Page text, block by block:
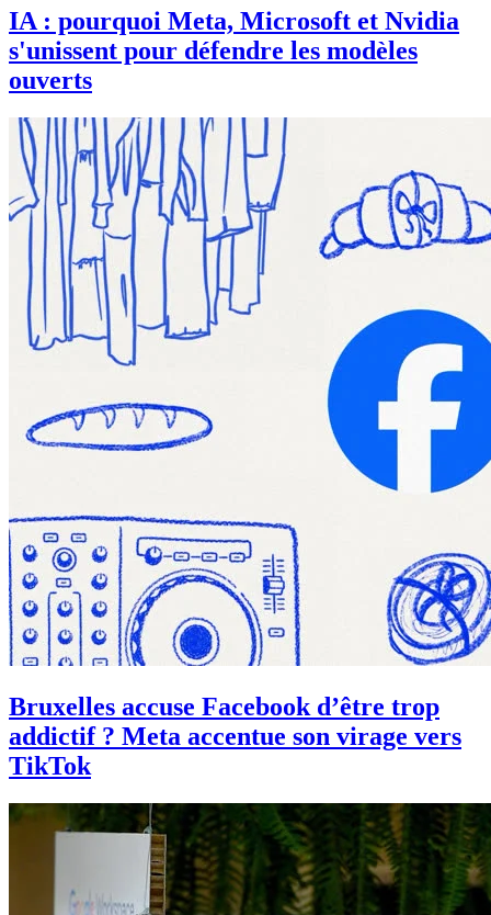
IA : pourquoi Meta, Microsoft et Nvidia
s'unissent pour défendre les modèles
ouverts
Bruxelles accuse Facebook d’être trop
addictif ? Meta accentue son virage vers
TikTok